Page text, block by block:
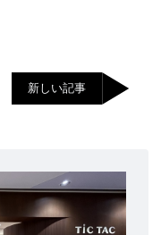
新しい記事